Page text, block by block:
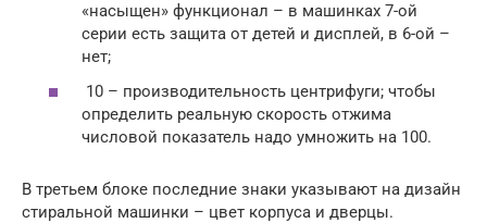
«насыщен» функционал – в машинках 7-ой
серии есть защита от детей и дисплей, в 6-ой –
нет;
10 – производительность центрифуги; чтобы
определить реальную скорость отжима
числовой показатель надо умножить на 100.
В третьем блоке последние знаки указывают на дизайн
стиральной машинки – цвет корпуса и дверцы.